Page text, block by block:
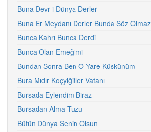
Buna Devr-i Dünya Derler
Buna Er Meydanı Derler Bunda Söz Olmaz
Bunca Kahrı Bunca Derdi
Bunca Olan Emeğimi
Bundan Sonra Ben O Yare Küskünüm
Bura Mıdır Koçyiğitler Vatanı
Bursada Eylendim Biraz
Bursadan Alma Tuzu
Bütün Dünya Senin Olsun